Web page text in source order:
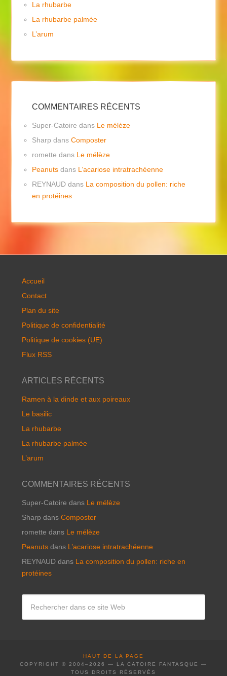
La rhubarbe
La rhubarbe palmée
L’arum
COMMENTAIRES RÉCENTS
Super-Catoire dans Le mélèze
Sharp dansComposter
romette dans Le mélèze
Peanuts dans L’acariose intratrachéenne
REYNAUD dans La composition du pollen: riche
en protéines
Accueil
Contact
Plan du site
Politique de confidentialité
Politique de cookies (UE)
Flux RSS
ARTICLES RÉCENTS
Ramen à la dinde et aux poireaux
Le basilic
La rhubarbe
La rhubarbe palmée
L’arum
COMMENTAIRES RÉCENTS
Super-Catoire dans Le mélèze
Sharp dans Composter
romette dans Le mélèze
Peanutsdans L’acariose intratrachéenne
REYNAUDdans La composition du pollen: riche en
protéines
HAUT DE LA PAGE
COPYRIGHT © 2004–2026 — LA CATOIRE FANTASQUE —
TOUS DROITS RÉSERVÉS